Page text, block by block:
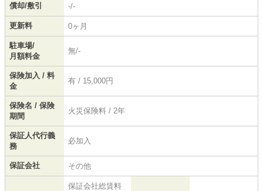
償却/敷引 -/-
更新料 0ヶ月
駐車場/
月額料金
無/-
保険加入 / 料
金
有 / 15,000円
保険名 / 保険
期間
火災保険料 / 2年
保証人代行義
務
必加入
保証会社 その他
保証会社総賃料